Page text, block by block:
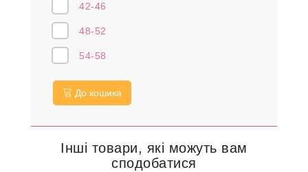
42-46
48-52
54-58
До кошика
Інші товари, які можуть вам
сподобатися